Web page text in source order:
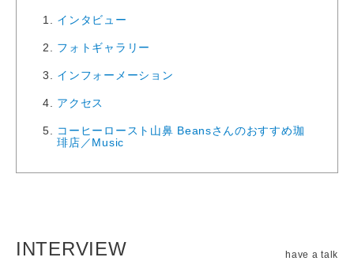
インタビュー
フォトギャラリー
インフォーメーション
アクセス
コーヒーロースト山鼻 Beansさんのおすすめ珈
琲店／Music
INTERVIEW have a talk